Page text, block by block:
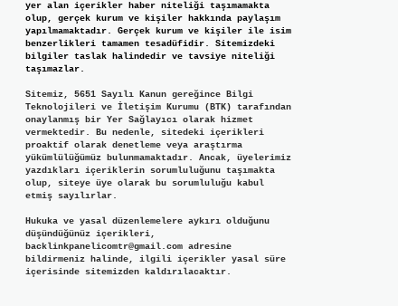
yer alan içerikler haber niteliği taşımamakta
olup, gerçek kurum ve kişiler hakkında paylaşım
yapılmamaktadır. Gerçek kurum ve kişiler ile isim
benzerlikleri tamamen tesadüfidir. Sitemizdeki
bilgiler taslak halindedir ve tavsiye niteliği
taşımazlar.
Sitemiz, 5651 Sayılı Kanun gereğince Bilgi
Teknolojileri ve İletişim Kurumu (BTK) tarafından
onaylanmış bir Yer Sağlayıcı olarak hizmet
vermektedir. Bu nedenle, sitedeki içerikleri
proaktif olarak denetleme veya araştırma
yükümlülüğümüz bulunmamaktadır. Ancak, üyelerimiz
yazdıkları içeriklerin sorumluluğunu taşımakta
olup, siteye üye olarak bu sorumluluğu kabul
etmiş sayılırlar.
Hukuka ve yasal düzenlemelere aykırı olduğunu
düşündüğünüz içerikleri,
backlinkpanelicomtr@gmail.comadresine
bildirmeniz halinde, ilgili içerikler yasal süre
içerisinde sitemizden kaldırılacaktır.